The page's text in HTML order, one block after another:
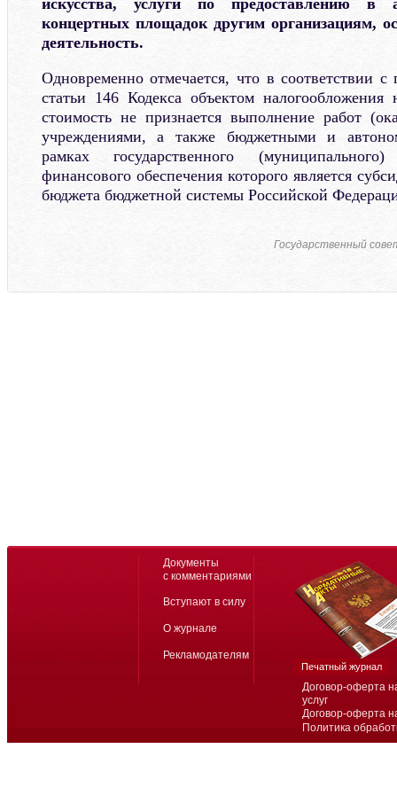
концертных площадок другим организациям,
деятельность.
Одновременно отмечается, что в соответствии
статьи 146 Кодекса объектом
стоимость не признается выполнение работ
учреждениями, а также бюджетными и
рамках государственного
финансового обеспечения которого является
бюджета бюджетной системы Российской
Государственный
Договор-оферта
услуг
Договор-оферта
Политика
Документы
с комментариями
Вступают в силу
О журнале
Рекламодателям
Печатный журнал